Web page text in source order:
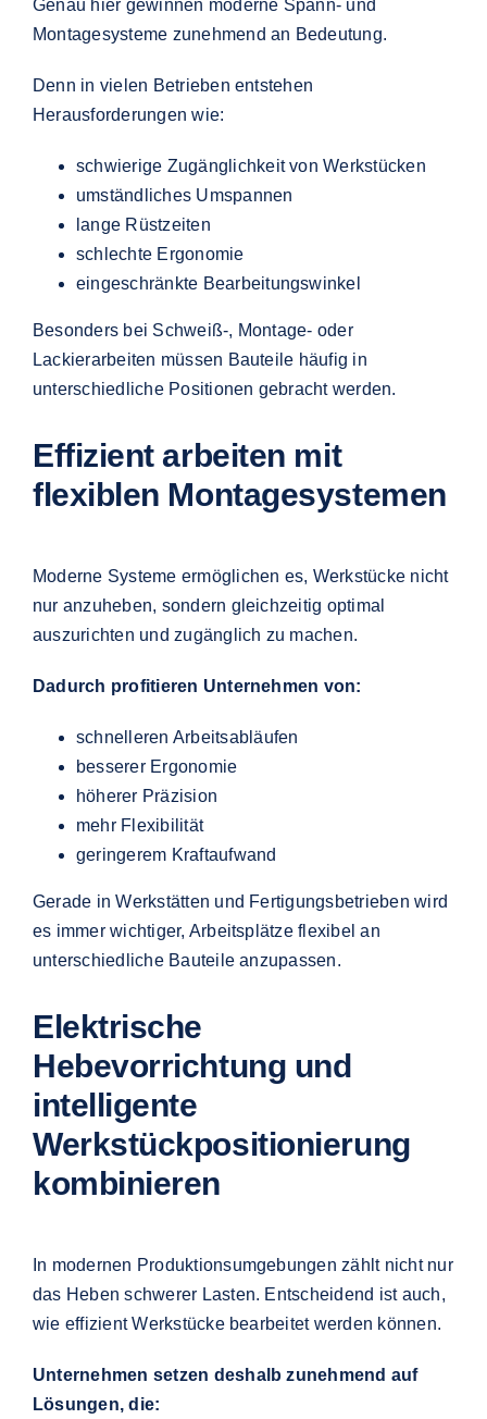
Genau hier gewinnen moderne Spann- und
Montagesysteme zunehmend an Bedeutung.
Denn in vielen Betrieben entstehen
Herausforderungen wie:
schwierige Zugänglichkeit von Werkstücken
umständliches Umspannen
lange Rüstzeiten
schlechte Ergonomie
eingeschränkte Bearbeitungswinkel
Besonders bei Schweiß-, Montage- oder
Lackierarbeiten müssen Bauteile häufig in
unterschiedliche Positionen gebracht werden.
Effizient arbeiten mit
flexiblen Montagesystemen
Moderne Systeme ermöglichen es, Werkstücke nicht
nur anzuheben, sondern gleichzeitig optimal
auszurichten und zugänglich zu machen.
Dadurch profitieren Unternehmen von:
schnelleren Arbeitsabläufen
besserer Ergonomie
höherer Präzision
mehr Flexibilität
geringerem Kraftaufwand
Gerade in Werkstätten und Fertigungsbetrieben wird
es immer wichtiger, Arbeitsplätze flexibel an
unterschiedliche Bauteile anzupassen.
Elektrische
Hebevorrichtung und
intelligente
Werkstückpositionierung
kombinieren
In modernen Produktionsumgebungen zählt nicht nur
das Heben schwerer Lasten. Entscheidend ist auch,
wie effizient Werkstücke bearbeitet werden können.
Unternehmen setzen deshalb zunehmend auf
Lösungen, die: